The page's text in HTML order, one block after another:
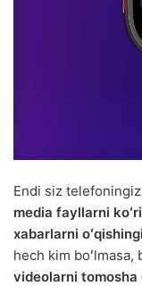
Endi siz
media fayllarni
xabarlarni
hech kim boʻlmasa,
videolarni tomosha